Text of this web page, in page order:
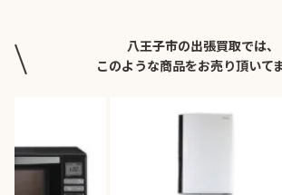
八王子市の出張買取では、
このような商品をお売り頂いて